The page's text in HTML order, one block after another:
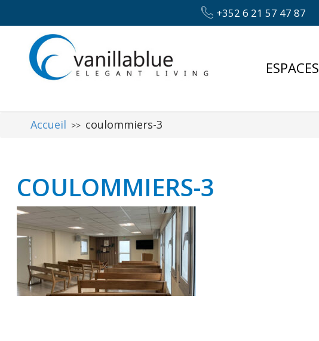
+352 6 21 57 47 87
ESPACES
Accueil >> coulommiers-3
COULOMMIERS-3